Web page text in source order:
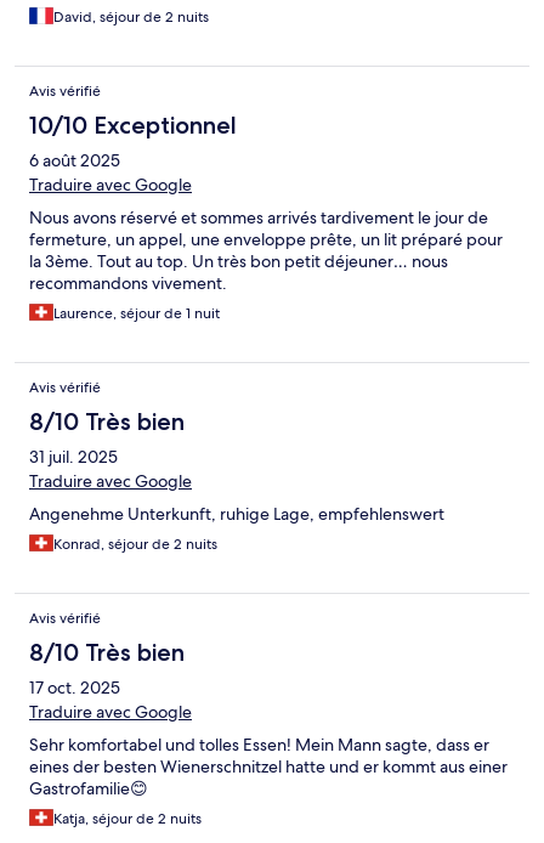
David, séjour de 2 nuits
Avis vérifié
10/10 Exceptionnel
6 août 2025
Traduire avec Google
Nous avons réservé et sommes arrivés tardivement le jour de
fermeture, un appel, une enveloppe prête, un lit préparé pour
la 3ème. Tout au top. Un très bon petit déjeuner… nous
recommandons vivement.
Laurence, séjour de 1 nuit
Avis vérifié
8/10 Très bien
31 juil. 2025
Traduire avec Google
Angenehme Unterkunft, ruhige Lage, empfehlenswert
Konrad, séjour de 2 nuits
Avis vérifié
8/10 Très bien
17 oct. 2025
Traduire avec Google
Sehr komfortabel und tolles Essen! Mein Mann sagte, dass er
eines der besten Wienerschnitzel hatte und er kommt aus einer
Gastrofamilie😊
Katja, séjour de 2 nuits